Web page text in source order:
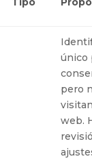
único
pero
web.